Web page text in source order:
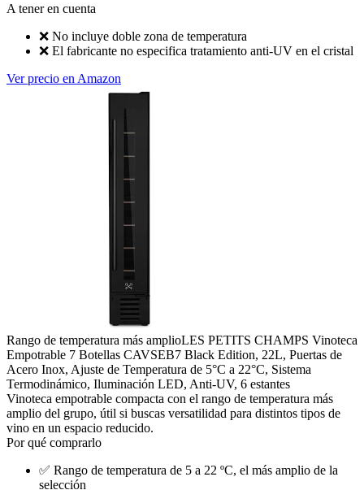
A tener en cuenta
❌ No incluye doble zona de temperatura
❌ El fabricante no especifica tratamiento anti-UV en el cristal
Ver precio en Amazon
Rango de temperatura más amplioLES PETITS CHAMPS Vinoteca
Empotrable 7 Botellas CAVSEB7 Black Edition, 22L, Puertas de
Acero Inox, Ajuste de Temperatura de 5°C a 22°C, Sistema
Termodinámico, Iluminación LED, Anti-UV, 6 estantes
Vinoteca empotrable compacta con el rango de temperatura más
amplio del grupo, útil si buscas versatilidad para distintos tipos de
vino en un espacio reducido.
Por qué comprarlo
✅ Rango de temperatura de 5 a 22 ºC, el más amplio de la
selección